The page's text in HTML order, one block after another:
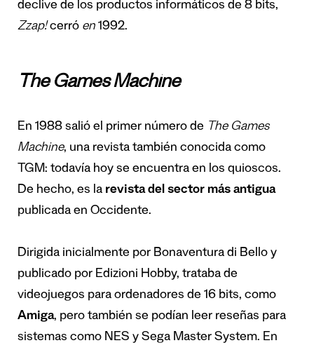
declive de los productos informáticos de 8 bits,
Zzap!cerró en 1992.
The Games Machine
En 1988 salió el primer número de The Games
Machine, una revista también conocida como
TGM: todavía hoy se encuentra en los quioscos.
De hecho, es la revista del sector más antigua
publicada en Occidente.
Dirigida inicialmente por Bonaventura di Bello y
publicado por Edizioni Hobby, trataba de
videojuegos para ordenadores de 16 bits, como
Amiga, pero también se podían leer reseñas para
sistemas como NES y Sega Master System. En